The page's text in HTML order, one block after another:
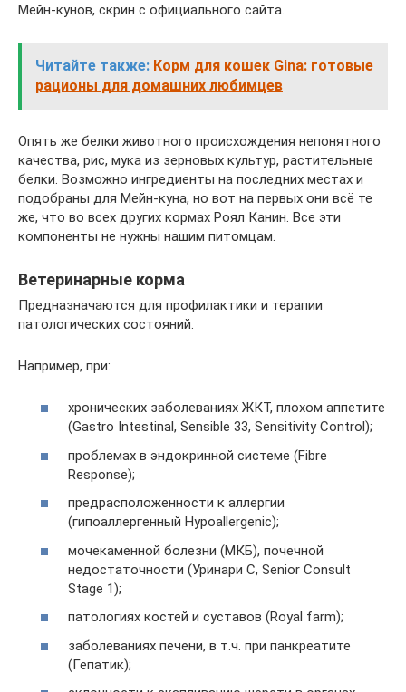
Мейн-кунов, скрин с официального сайта.
Читайте также: Корм для кошек Gina: готовые
рационы для домашних любимцев
Опять же белки животного происхождения непонятного
качества, рис, мука из зерновых культур, растительные
белки. Возможно ингредиенты на последних местах и
подобраны для Мейн-куна, но вот на первых они всё те
же, что во всех других кормах Роял Канин. Все эти
компоненты не нужны нашим питомцам.
Ветеринарные корма
Предназначаются для профилактики и терапии
патологических состояний.
Например, при:
хронических заболеваниях ЖКТ, плохом аппетите
(Gastro Intestinal, Sensible 33, Sensitivity Control);
проблемах в эндокринной системе (Fibre
Response);
предрасположенности к аллергии
(гипоаллергенный Hypoallergenic);
мочекаменной болезни (МКБ), почечной
недостаточности (Уринари С, Senior Consult
Stage 1);
патологиях костей и суставов (Royal farm);
заболеваниях печени, в т.ч. при панкреатите
(Гепатик);